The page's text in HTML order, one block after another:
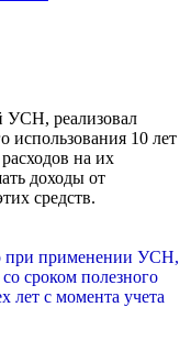
УСН, реализовал
использования 10 лет
на их
доходы от
средств.
при применении УСН,
сроком полезного
лет с момента учета